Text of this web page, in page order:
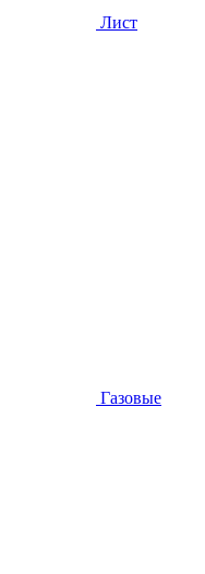
Лист
Газовые